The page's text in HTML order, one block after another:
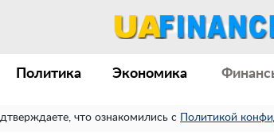
Политика Экономика
что ознакомились с Политикой